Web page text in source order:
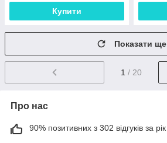
Купити
Показати ще
1 / 20
Про нас
90% позитивних з 302 відгуків за рік